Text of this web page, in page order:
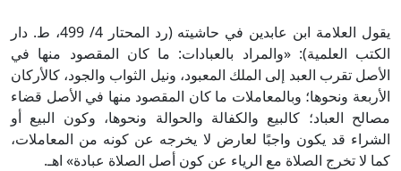
يقول العلامة ابن عابدين في حاشيته (رد المحتار 4/ 499، ط. دار
الكتب العلمية): «والمراد بالعبادات: ما كان المقصود منها في
الأصل تقرب العبد إلى الملك المعبود، ونيل الثواب والجود، كالأركان
الأربعة ونحوها؛ وبالمعاملات ما كان المقصود منها في الأصل قضاء
مصالح العباد؛ كالبيع والكفالة والحوالة ونحوها، وكون البيع أو
الشراء قد يكون واجبًا لعارض لا يخرجه عن كونه من المعاملات،
كما لا تخرج الصلاة مع الرياء عن كون أصل الصلاة عبادة» اهـ.